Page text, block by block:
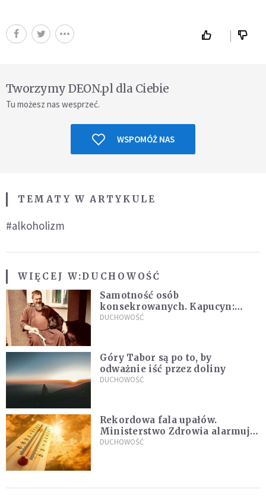
Tworzymy DEON.pl dla Ciebie
Tu możesz nas wesprzeć.
WSPOMÓŻ NAS
TEMATY W ARTYKULE
#alkoholizm
WIĘCEJ W:DUCHOWOŚĆ
Samotność osób
konsekrowanych. Kapucyn:
Życie w pojedynkę rzadko jest
DUCHOWOŚĆ
Góry Tabor są po to, by
odważnie iść przez doliny
DUCHOWOŚĆ
Rekordowa fala upałów.
Ministerstwo Zdrowia alarmuje
po doświadczeniach z czerwca
DUCHOWOŚĆ